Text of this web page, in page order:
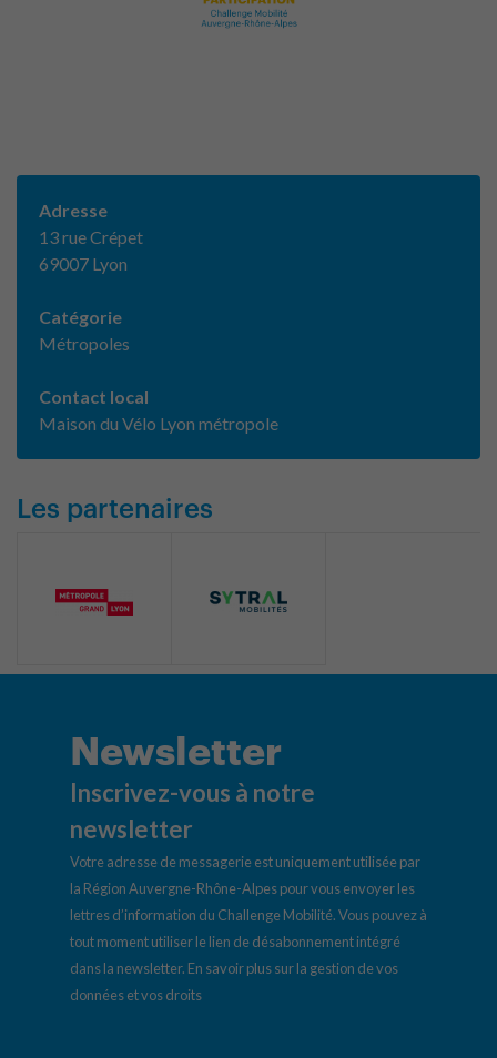
Adresse
13 rue Crépet
69007 Lyon
Catégorie
Métropoles
Contact local
Maison du Vélo Lyon métropole
Les partenaires
Newsletter
Inscrivez-vous à notre
newsletter
Votre adresse de messagerie est uniquement utilisée par
la Région Auvergne-Rhône-Alpes pour vous envoyer les
lettres d’information du Challenge Mobilité. Vous pouvez à
tout moment utiliser le lien de désabonnement intégré
dans la newsletter. En savoir plus sur la gestion de vos
données et vos droits